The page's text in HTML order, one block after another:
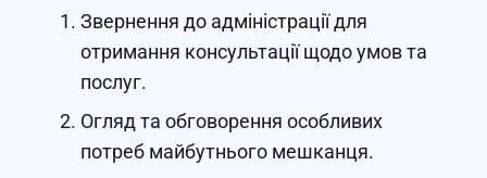
Звернення до адміністрації для
отримання консультації щодо умов та
послуг.
Огляд та обговорення особливих
потреб майбутнього мешканця.